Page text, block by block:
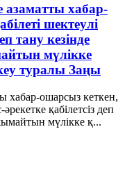
хабар-
шектеулі
тану кезінде
мүлікке
туралы Заңы
хабар-ошарсыз кеткен,
қабілетсіз деп
мүлікке қ...